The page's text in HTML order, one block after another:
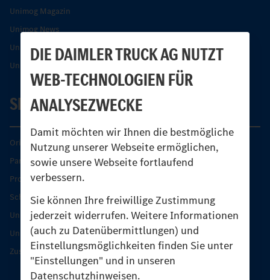
DIE DAIMLER TRUCK AG NUTZT
WEB-TECHNOLOGIEN FÜR
ANALYSEZWECKE
Damit möchten wir Ihnen die bestmögliche
Nutzung unserer Webseite ermöglichen,
sowie unsere Webseite fortlaufend
verbessern.
Sie können Ihre freiwillige Zustimmung
jederzeit widerrufen. Weitere Informationen
(auch zu Datenübermittlungen) und
Einstellungsmöglichkeiten finden Sie unter
"Einstellungen" und in unseren
Datenschutzhinweisen.
Unimog Magazin
Unimog News
Unimog Partner-Portal
Unimog Sicherheit
SERVICE
Original-Teile
Partner finden
Produkt-Highlights
Schutz und Werterhalt
Unimog Serviceangebot
Unimog Servicetage
Zusatzleistungen